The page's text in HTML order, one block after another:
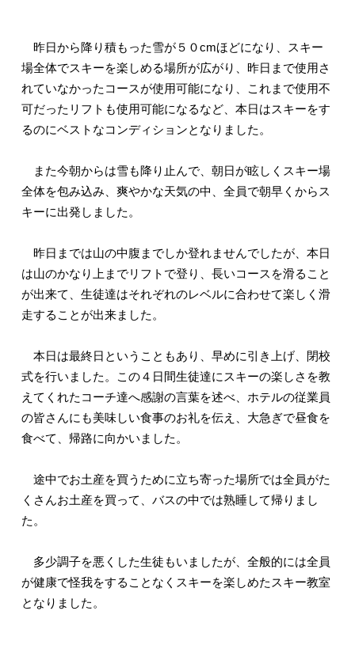
昨日から降り積もった雪が５０cmほどになり、スキー
場全体でスキーを楽しめる場所が広がり、昨日まで使用さ
れていなかったコースが使用可能になり、これまで使用不
可だったリフトも使用可能になるなど、本日はスキーをす
るのにベストなコンディションとなりました。
また今朝からは雪も降り止んで、朝日が眩しくスキー場
全体を包み込み、爽やかな天気の中、全員で朝早くからス
キーに出発しました。
昨日までは山の中腹までしか登れませんでしたが、本日
は山のかなり上までリフトで登り、長いコースを滑ること
が出来て、生徒達はそれぞれのレベルに合わせて楽しく滑
走することが出来ました。
本日は最終日ということもあり、早めに引き上げ、閉校
式を行いました。この４日間生徒達にスキーの楽しさを教
えてくれたコーチ達へ感謝の言葉を述べ、ホテルの従業員
の皆さんにも美味しい食事のお礼を伝え、大急ぎで昼食を
食べて、帰路に向かいました。
途中でお土産を買うために立ち寄った場所では全員がた
くさんお土産を買って、バスの中では熟睡して帰りまし
た。
多少調子を悪くした生徒もいましたが、全般的には全員
が健康で怪我をすることなくスキーを楽しめたスキー教室
となりました。